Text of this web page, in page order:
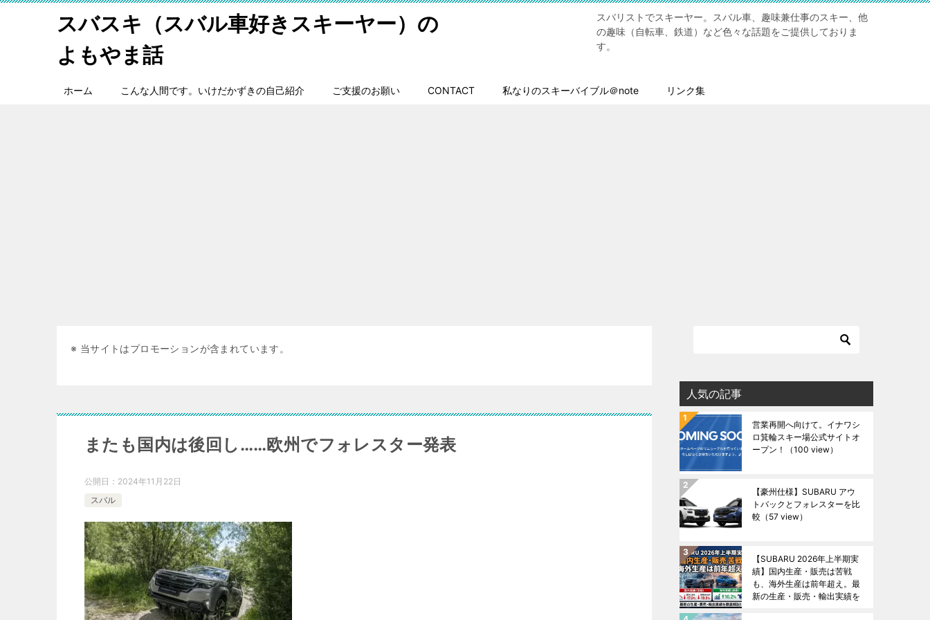
スバスキ（スバル車好きスキーヤー）の
よもやま話
スバリストでスキーヤー。スバル車、趣味兼仕事のスキー、他
の趣味（自転車、鉄道）など色々な話題をご提供しておりま
す。
ホーム こんな人間です。いけだかずきの自己紹介 ご支援のお願い CONTACT 私なりのスキーバイブル＠note リンク集
※ 当サイトはプロモーションが含まれています。
またも国内は後回し……欧州でフォレスター発表
公開日： 2024年11月22日
スバル
人気の記事
営業再開へ向けて。イナワシ
ロ箕輪スキー場公式サイトオ
ープン！
（100 view）
【豪州仕様】SUBARU アウ
トバックとフォレスターを比
較 （57 view）
【SUBARU 2026年上半期実
績】国内生産・販売は苦戦
も、海外生産は前年超え。最
新の生産・販売・輸出実績を